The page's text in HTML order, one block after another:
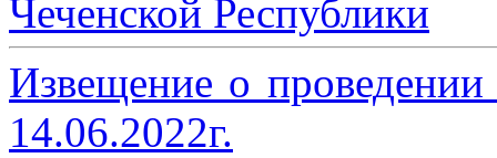
Чеченской Республики
Извещение о
14.06.2022г.